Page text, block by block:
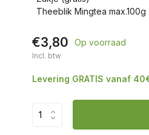
Theeblik Mingtea
€3,80 Op voorraad
Incl. btw
Levering GRATIS vanaf